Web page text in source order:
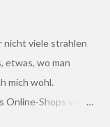
nicht viele strahlen
etwas, wo man
mich wohl.
Shops von